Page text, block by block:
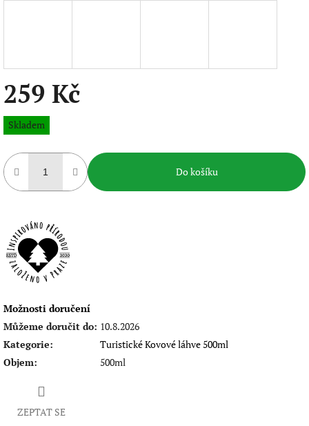
259 Kč
Měrná
cena:
Skladem
Do košíku
Možnosti doručení
Můžeme doručit do: 10.8.2026
Kategorie:
Turistické Kovové láhve 500ml
Objem: 500ml
ZEPTAT SE